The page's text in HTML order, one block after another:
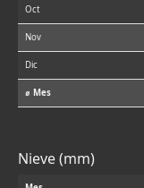
Oct
Nov
Dic
⌀ Mes
Nieve (mm)